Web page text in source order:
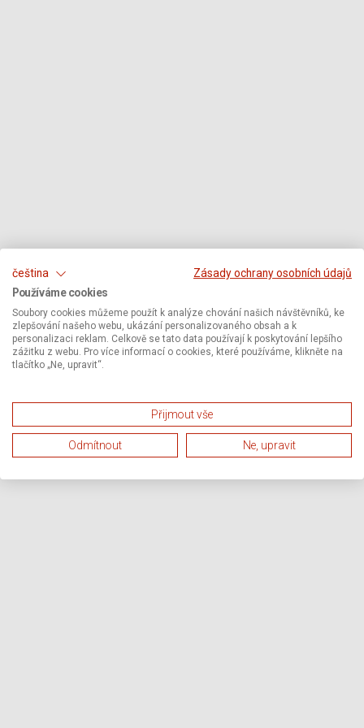
čeština
Zásady ochrany osobních údajů
Používáme cookies
Soubory cookies můžeme použít k analýze chování našich návštěvníků, ke
zlepšování našeho webu, ukázání personalizovaného obsah a k
personalizaci reklam. Celkově se tato data používají k poskytování lepšího
zážitku z webu. Pro více informací o cookies, které používáme, klikněte na
tlačítko „Ne, upravit“.
Přijmout vše
Odmítnout Ne, upravit